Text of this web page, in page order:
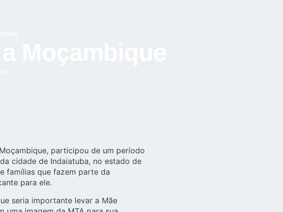
participou de um período
cidade de Indaiatuba, no estado de
famílias que fazem parte da
para ele.
seria importante levar a Mãe